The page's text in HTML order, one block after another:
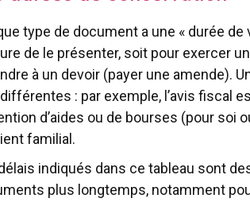
type de document a une « durée
de le présenter, soit pour exercer
à un devoir (payer une amende).
: par exemple, l’avis fiscal
d’aides ou de bourses (pour
familial.
indiqués dans ce tableau sont
plus longtemps, notamment